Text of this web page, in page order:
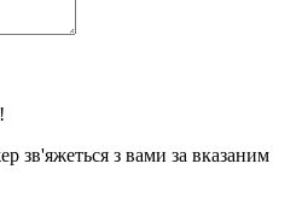
зв'яжеться з вами за вказаним